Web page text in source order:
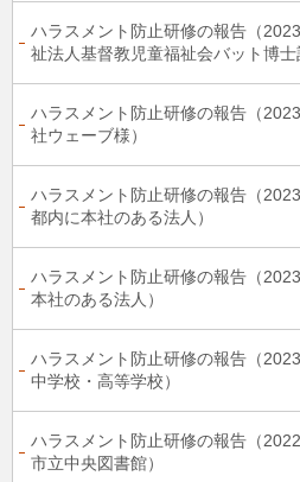
ハラスメント防止研修の報告（
祉法人基督教児童福祉会バット博士
ハラスメント防止研修の報告（
社ウェーブ様）
ハラスメント防止研修の報告（
都内に本社のある法人）
ハラスメント防止研修の報告（
本社のある法人）
ハラスメント防止研修の報告（
中学校・高等学校）
ハラスメント防止研修の報告（
市立中央図書館）